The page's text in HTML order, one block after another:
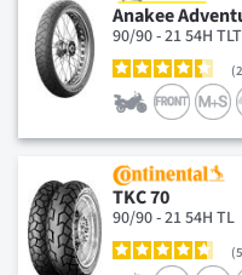
Anakee
90/90 - 21 54H
TKC 70
90/90 - 21 54H TL